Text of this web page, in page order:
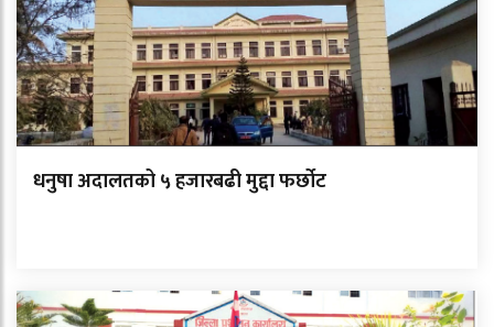
धनुषा अदालतको ५ हजारबढी मुद्दा फर्छोट